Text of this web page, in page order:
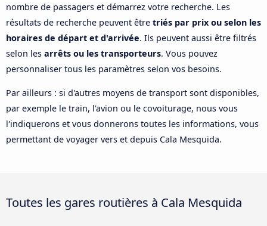
nombre de passagers et démarrez votre recherche. Les
résultats de recherche peuvent être triés par prix ou selon les
horaires de départ et d'arrivée. Ils peuvent aussi être filtrés
selon les arrêts ou les transporteurs. Vous pouvez
personnaliser tous les paramètres selon vos besoins.
Par ailleurs : si d'autres moyens de transport sont disponibles,
par exemple le train, l'avion ou le covoiturage, nous vous
l'indiquerons et vous donnerons toutes les informations, vous
permettant de voyager vers et depuis Cala Mesquida.
Toutes les gares routières à Cala Mesquida